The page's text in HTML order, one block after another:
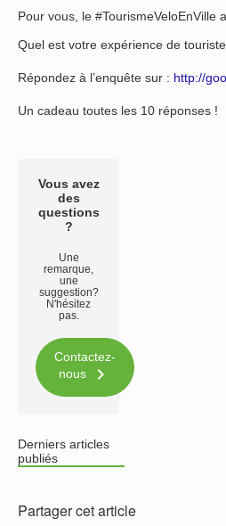
Pour vous, le #TourismeVeloEnVille
Quel est votre expérience de
Répondez à l’enquête sur : http://
Un cadeau toutes les 10 réponses !
Vous avez
des
questions
?
Une
remarque,
une
suggestion?
N'hésitez
pas.
Contactez-
nous

Derniers articles
publiés
Partager cet article